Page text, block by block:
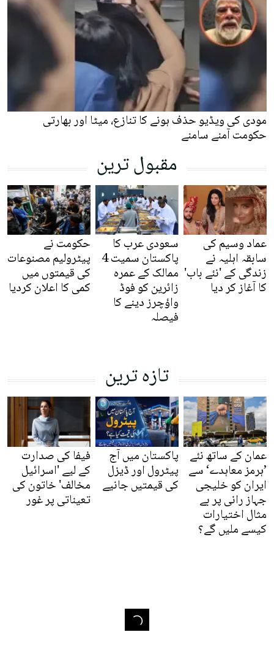
مودی کی ویڈیو حذف ہونے کا تنازع، میٹا اور بھارتی
حکومت آمنے سامنے
مقبول ترین
عماد وسیم کی
سابقہ اہلیہ نے
زندگی کے 'نئے باب'
کا آغاز کر دیا
سعودی عرب کا
پاکستان سمیت 4
ممالک کے عمرہ
زائرین کو فوڈ
واؤچرز دینے کا
فیصلہ
حکومت نے
پیٹرولیم مصنوعات
کی قیمتوں میں
کمی کا اعلان کردیا
تازہ ترین
عمان کے ساتھ نئے
’ہرمز معاہدے‘ سے
ایران کو خلیجی
جہاز رانی پر بے
مثال اختیارات
کیسے ملیں گے؟
پاکستان میں آج
پیٹرول اور ڈیزل
کی قیمتیں جانیے
فیفا کی صدارت
کے لیے 'اسرائیل
مخالف' خاتون کی
تعیناتی پر غور